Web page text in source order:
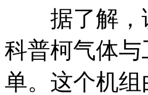
据了解，该
科普柯气体
单。这个机